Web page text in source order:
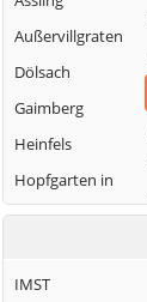
Außervillgraten
Dölsach
Gaimberg
Heinfels
Hopfgarten in
Defereggen
IMST